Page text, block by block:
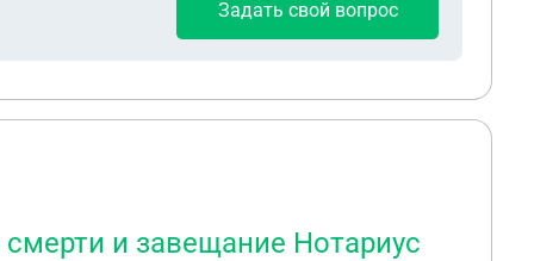
Задать свой вопрос
и завещание Нотариус